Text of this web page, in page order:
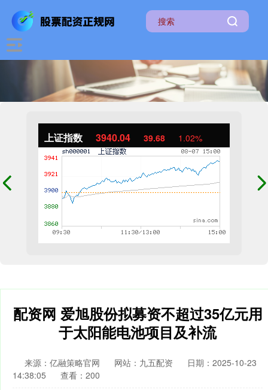
上证指数 3940.04 39.68 1.02%
配资网 爱旭股份拟募资不超过35亿元用
于太阳能电池项目及补流
来源：亿融策略官网 网站：九五配资
日期：2025-10-23
14:38:05
查看：200